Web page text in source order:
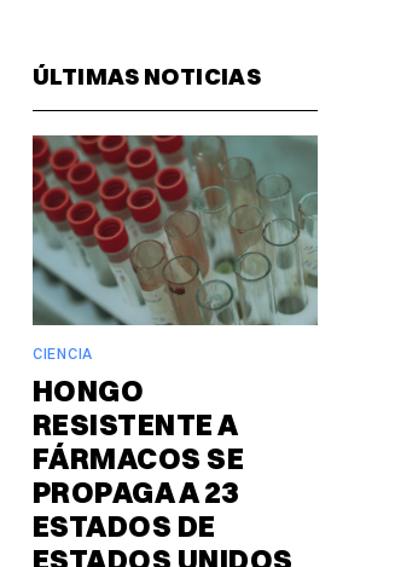
ÚLTIMAS NOTICIAS
CIENCIA
HONGO
RESISTENTE A
FÁRMACOS SE
PROPAGA A 23
ESTADOS DE